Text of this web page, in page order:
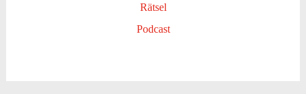
Rätsel
Podcast